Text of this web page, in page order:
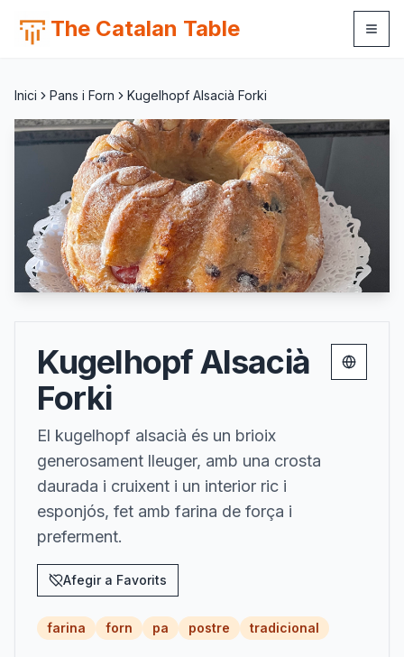
The Catalan Table
Inici Pans i Forn Kugelhopf Alsacià Forki
Kugelhopf Alsacià
Forki
El kugelhopf alsacià és un brioix
generosament lleuger, amb una crosta
daurada i cruixent i un interior ric i
esponjós, fet amb farina de força i
preferment.
Afegir a Favorits
Change
farina forn pa postre tradicional